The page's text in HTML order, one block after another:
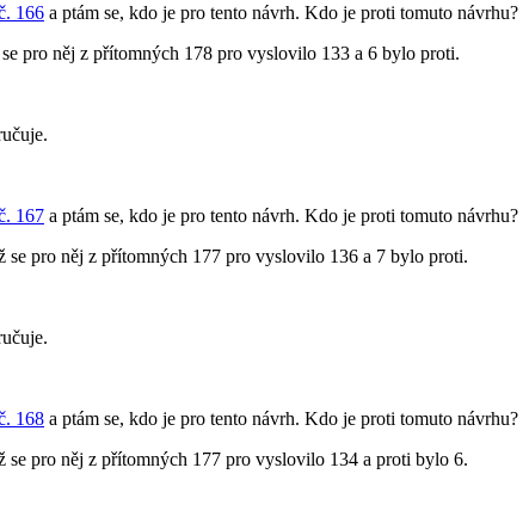
166 a ptám se, kdo je pro tento návrh. Kdo je proti tomuto návrhu?
pro něj z přítomných 178 pro vyslovilo 133 a 6 bylo proti.
167 a ptám se, kdo je pro tento návrh. Kdo je proti tomuto návrhu?
se pro něj z přítomných 177 pro vyslovilo 136 a 7 bylo proti.
168 a ptám se, kdo je pro tento návrh. Kdo je proti tomuto návrhu?
se pro něj z přítomných 177 pro vyslovilo 134 a proti bylo 6.